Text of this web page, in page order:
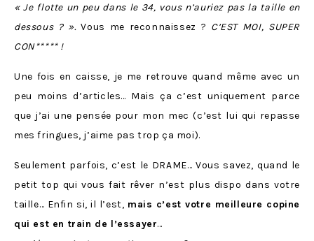
« Je flotte un peu dans le 34, vous n’auriez pas la taille en
dessous ? ».Vous me reconnaissez ? C’EST MOI, SUPER
CON***** !
Une fois en caisse, je me retrouve quand même avec un
peu moins d’articles… Mais ça c’est uniquement parce
que j’ai une pensée pour mon mec (c’est lui qui repasse
mes fringues, j’aime pas trop ça moi).
Seulement parfois, c’est le DRAME… Vous savez, quand le
petit top qui vous fait rêver n’est plus dispo dans votre
taille… Enfin si, il l’est, mais c’est votre meilleure copine
qui est en train de l’essayer…